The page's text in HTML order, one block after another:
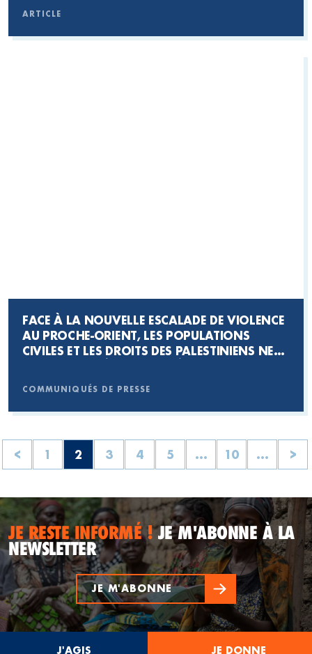
ARTICLE
FACE À LA NOUVELLE ESCALADE DE VIOLENCE
AU PROCHE-ORIENT, LES POPULATIONS
CIVILES ET LES DROITS DES PALESTINIENS NE
COMMUNIQUÉS DE PRESSE
< 1 2 3 4 5 ... 10 ... >
JE RESTE INFORMÉ !JE M'ABONNE À LA
NEWSLETTER
JE M'ABONNE
J'AGIS JE DONNE